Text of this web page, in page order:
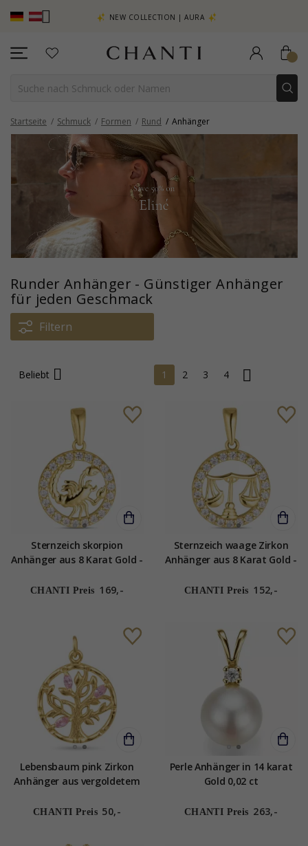
SEHEN –
NEW COLLECTION | AURA
Startseite Schmuck Formen Rund Anhänger
Runder Anhänger - Günstiger Anhänger
für jeden Geschmack
Filtern
Beliebt 1 2 3 4
Sternzeich skorpion
Anhänger aus 8 Karat Gold -
CHANTI Preis 169,-
Sternzeich waage Zirkon
Anhänger aus 8 Karat Gold -
CHANTI Preis 152,-
Lebensbaum pink Zirkon
Anhänger aus vergoldetem
CHANTI Preis 50,-
Perle Anhänger in 14 karat
Gold 0,02 ct
CHANTI Preis 263,-